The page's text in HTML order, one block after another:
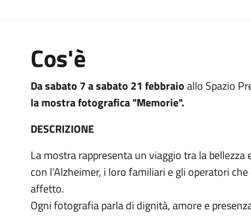
Cos'è
Da sabato 7 a sabato 21 febbraioallo Spazio
la mostra fotografica "Memorie".
DESCRIZIONE
La mostra rappresenta un viaggio tra la
con l’Alzheimer, i loro familiari e gli operatori
affetto.
Ogni fotografia parla di dignità, amore e